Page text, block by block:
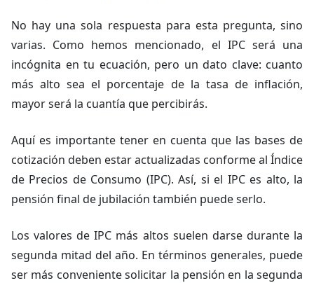
No hay una sola respuesta para esta pregunta, sino
varias. Como hemos mencionado, el IPC será una
incógnita en tu ecuación, pero un dato clave: cuanto
más alto sea el porcentaje de la tasa de inflación,
mayor será la cuantía que percibirás.
Aquí es importante tener en cuenta que las bases de
cotización deben estar actualizadas conforme al Índice
de Precios de Consumo (IPC). Así, si el IPC es alto, la
pensión final de jubilación también puede serlo.
Los valores de IPC más altos suelen darse durante la
segunda mitad del año. En términos generales, puede
ser más conveniente solicitar la pensión en la segunda